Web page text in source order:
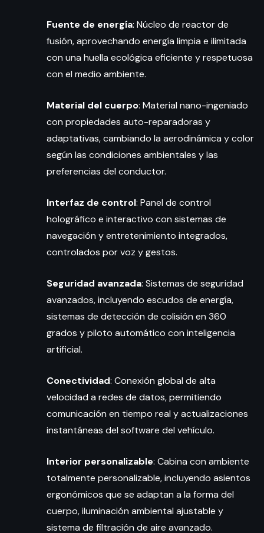
Fuente de energía: Núcleo de reactor de
fusión, aprovechando energía limpia e ilimitada
con una huella ecológica eficiente y respetuosa
con el medio ambiente.
Material del cuerpo: Material nano-ingeniado
con propiedades auto-reparadoras y
adaptativas, cambiando la aerodinámica y color
según las condiciones ambientales y las
preferencias del conductor.
Interfaz de control: Panel de control
holográfico e interactivo con sistemas de
navegación y entretenimiento integrados,
controlados por voz y gestos.
Seguridad avanzada: Sistemas de seguridad
avanzados, incluyendo escudos de energía,
sistemas de detección de colisión en 360
grados y piloto automático con inteligencia
artificial.
Conectividad: Conexión global de alta
velocidad a redes de datos, permitiendo
comunicación en tiempo real y actualizaciones
instantáneas del software del vehículo.
Interior personalizable: Cabina con ambiente
totalmente personalizable, incluyendo asientos
ergonómicos que se adaptan a la forma del
cuerpo, iluminación ambiental ajustable y
sistema de filtración de aire avanzado.